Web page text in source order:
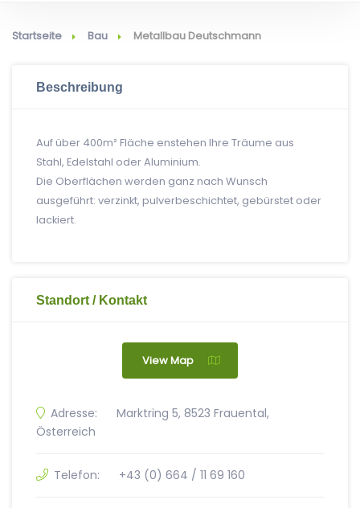
Startseite Bau Metallbau Deutschmann
Beschreibung
Auf über 400m² Fläche enstehen Ihre Träume aus
Stahl, Edelstahl oder Aluminium.
Die Oberflächen werden ganz nach Wunsch
ausgeführt: verzinkt, pulverbeschichtet, gebürstet oder
lackiert.
Standort / Kontakt
View Map
Adresse:
Marktring 5, 8523 Frauental,
Österreich
Telefon: +43 (0) 664 / 11 69 160